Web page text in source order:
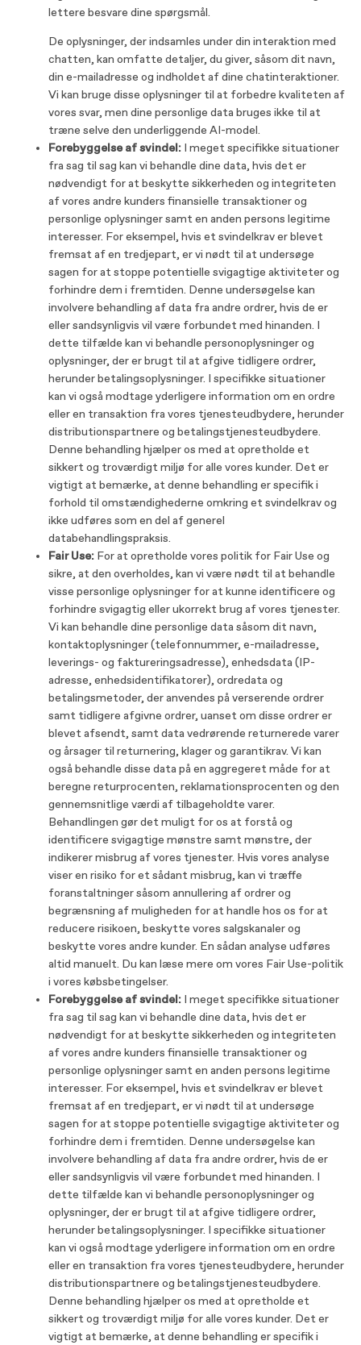
lettere besvare dine spørgsmål.
De oplysninger, der indsamles under din interaktion med
chatten, kan omfatte detaljer, du giver, såsom dit navn,
din e-mailadresse og indholdet af dine chatinteraktioner.
Vi kan bruge disse oplysninger til at forbedre kvaliteten af
vores svar, men dine personlige data bruges ikke til at
træne selve den underliggende AI-model.
Forebyggelse af svindel: I meget specifikke situationer
fra sag til sag kan vi behandle dine data, hvis det er
nødvendigt for at beskytte sikkerheden og integriteten
af ​​vores andre kunders finansielle transaktioner og
personlige oplysninger samt en anden persons legitime
interesser. For eksempel, hvis et svindelkrav er blevet
fremsat af en tredjepart, er vi nødt til at undersøge
sagen for at stoppe potentielle svigagtige aktiviteter og
forhindre dem i fremtiden. Denne undersøgelse kan
involvere behandling af data fra andre ordrer, hvis de er
eller sandsynligvis vil være forbundet med hinanden. I
dette tilfælde kan vi behandle personoplysninger og
oplysninger, der er brugt til at afgive tidligere ordrer,
herunder betalingsoplysninger. I specifikke situationer
kan vi også modtage yderligere information om en ordre
eller en transaktion fra vores tjenesteudbydere, herunder
distributionspartnere og betalingstjenesteudbydere.
Denne behandling hjælper os med at opretholde et
sikkert og troværdigt miljø for alle vores kunder. Det er
vigtigt at bemærke, at denne behandling er specifik i
forhold til omstændighederne omkring et svindelkrav og
ikke udføres som en del af generel
databehandlingspraksis.
Fair Use: For at opretholde vores politik for Fair Use og
sikre, at den overholdes, kan vi være nødt til at behandle
visse personlige oplysninger for at kunne identificere og
forhindre svigagtig eller ukorrekt brug af vores tjenester.
Vi kan behandle dine personlige data såsom dit navn,
kontaktoplysninger (telefonnummer, e-mailadresse,
leverings- og faktureringsadresse), enhedsdata (IP-
adresse, enhedsidentifikatorer), ordredata og
betalingsmetoder, der anvendes på verserende ordrer
samt tidligere afgivne ordrer, uanset om disse ordrer er
blevet afsendt, samt data vedrørende returnerede varer
og årsager til returnering, klager og garantikrav. Vi kan
også behandle disse data på en aggregeret måde for at
beregne returprocenten, reklamationsprocenten og den
gennemsnitlige værdi af tilbageholdte varer.
Behandlingen gør det muligt for os at forstå og
identificere svigagtige mønstre samt mønstre, der
indikerer misbrug af vores tjenester. Hvis vores analyse
viser en risiko for et sådant misbrug, kan vi træffe
foranstaltninger såsom annullering af ordrer og
begrænsning af muligheden for at handle hos os for at
reducere risikoen, beskytte vores salgskanaler og
beskytte vores andre kunder. En sådan analyse udføres
altid manuelt. Du kan læse mere om vores Fair Use-politik
i vores købsbetingelser.
Forebyggelse af svindel: I meget specifikke situationer
fra sag til sag kan vi behandle dine data, hvis det er
nødvendigt for at beskytte sikkerheden og integriteten
af ​​vores andre kunders finansielle transaktioner og
personlige oplysninger samt en anden persons legitime
interesser. For eksempel, hvis et svindelkrav er blevet
fremsat af en tredjepart, er vi nødt til at undersøge
sagen for at stoppe potentielle svigagtige aktiviteter og
forhindre dem i fremtiden. Denne undersøgelse kan
involvere behandling af data fra andre ordrer, hvis de er
eller sandsynligvis vil være forbundet med hinanden. I
dette tilfælde kan vi behandle personoplysninger og
oplysninger, der er brugt til at afgive tidligere ordrer,
herunder betalingsoplysninger. I specifikke situationer
kan vi også modtage yderligere information om en ordre
eller en transaktion fra vores tjenesteudbydere, herunder
distributionspartnere og betalingstjenesteudbydere.
Denne behandling hjælper os med at opretholde et
sikkert og troværdigt miljø for alle vores kunder. Det er
vigtigt at bemærke, at denne behandling er specifik i